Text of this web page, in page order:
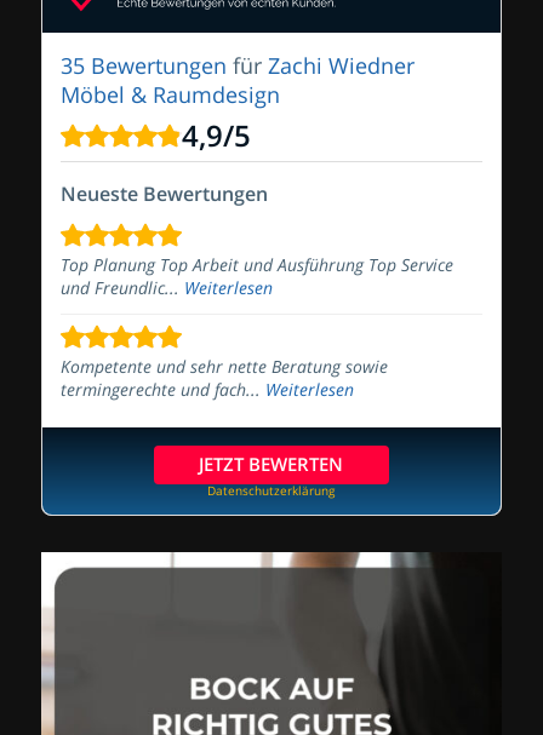
35 Bewertungen für Zachi Wiedner
Möbel & Raumdesign
4,9/5
Neueste Bewertungen
Top Planung Top Arbeit und Ausführung Top Service
und Freundlic... Weiterlesen
Kompetente und sehr nette Beratung sowie
termingerechte und fach... Weiterlesen
JETZT BEWERTEN
Datenschutzerklärung